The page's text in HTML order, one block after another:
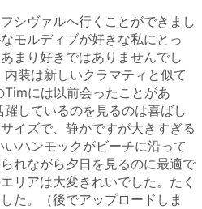
シヴァルへ行くことができまし
モルディブが好きな私にとっ
まり好きではありませんでし
装は新しいクラマティと似て
には以前会ったことがあ
しているのを見るのは喜ばし
イズで、静かですが大きすぎる
ハンモックがビーチに沿って
れながら夕日を見るのに最適で
リアは大変きれいでした。たく
た。（後でアップロードしま